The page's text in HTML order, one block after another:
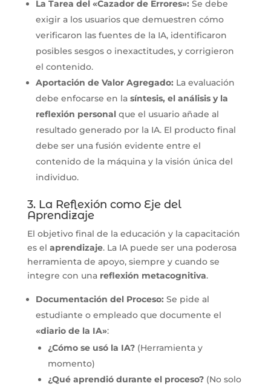
La Tarea del «Cazador de Errores»: Se debe
exigir a los usuarios que demuestren cómo
verificaron las fuentes de la IA, identificaron
posibles sesgos o inexactitudes, y corrigieron
el contenido.
Aportación de Valor Agregado: La evaluación
debe enfocarse en la síntesis, el análisis y la
reflexión personalque el usuario añade al
resultado generado por la IA. El producto final
debe ser una fusión evidente entre el
contenido de la máquina y la visión única del
individuo.
3. La Reflexión como Eje del
Aprendizaje
El objetivo final de la educación y la capacitación
es el aprendizaje. La IA puede ser una poderosa
herramienta de apoyo, siempre y cuando se
integre con una reflexión metacognitiva.
Documentación del Proceso: Se pide al
estudiante o empleado que documente el
«diario de la IA»:
¿Cómo se usó la IA?(Herramienta y
momento)
¿Qué aprendió durante el proceso?(No solo